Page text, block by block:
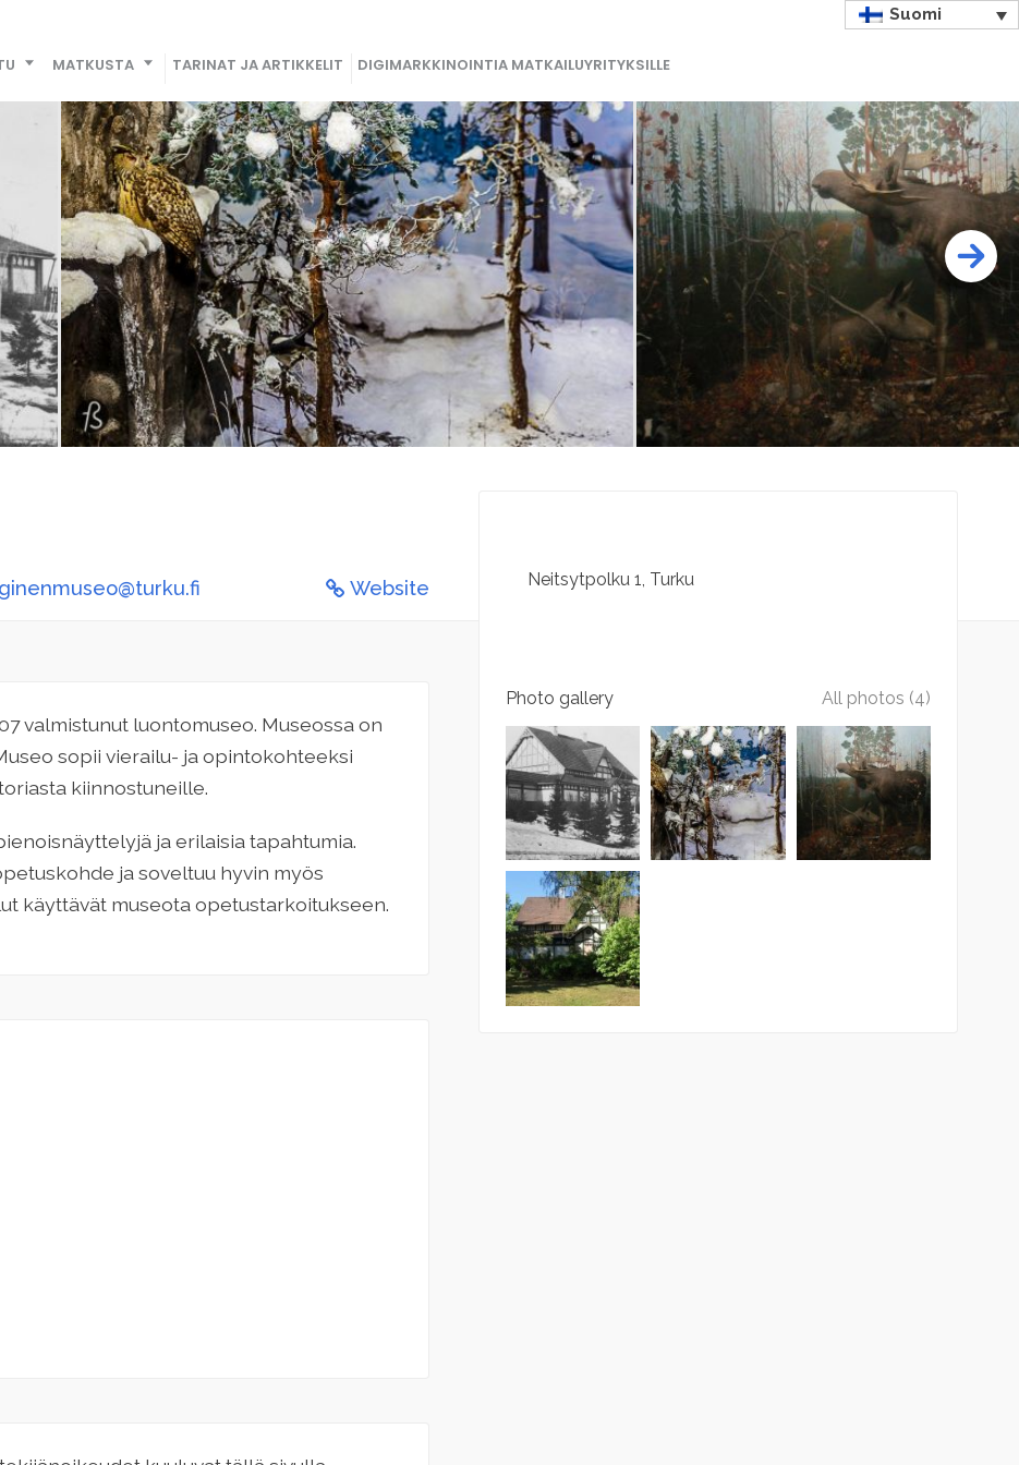
MATKUSTA TARINAT JA ARTIKKELIT DIGIMARKKINOINTIA MATKAILUYRITYKSILLE
Suomi
Website
valmistunut luontomuseo. Museossa on
sopii vierailu- ja opintokohteeksi
kiinnostuneille.
ja erilaisia tapahtumia.
ja soveltuu hyvin myös
käyttävät museota opetustarkoitukseen.
Neitsytpolku 1 Turku
Photo gallery All photos (4)